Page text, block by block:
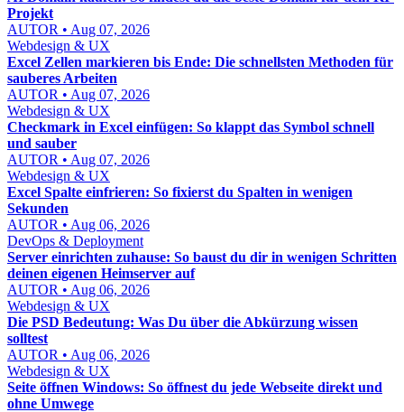
Projekt
AUTOR • Aug 07, 2026
Webdesign & UX
Excel Zellen markieren bis Ende: Die schnellsten Methoden für
sauberes Arbeiten
AUTOR • Aug 07, 2026
Webdesign & UX
Checkmark in Excel einfügen: So klappt das Symbol schnell
und sauber
AUTOR • Aug 07, 2026
Webdesign & UX
Excel Spalte einfrieren: So fixierst du Spalten in wenigen
Sekunden
AUTOR • Aug 06, 2026
DevOps & Deployment
Server einrichten zuhause: So baust du dir in wenigen Schritten
deinen eigenen Heimserver auf
AUTOR • Aug 06, 2026
Webdesign & UX
Die PSD Bedeutung: Was Du über die Abkürzung wissen
solltest
AUTOR • Aug 06, 2026
Webdesign & UX
Seite öffnen Windows: So öffnest du jede Webseite direkt und
ohne Umwege